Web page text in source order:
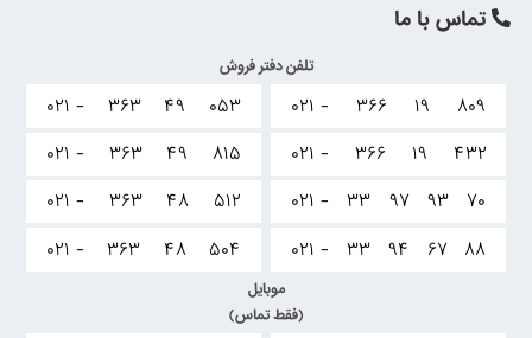
تماس با ما
تلفن دفتر فروش
۰۲۱ - ۳۶۶ ۱۹
۸۰۹
۰۲۱ -
۳۶۶ ۱۹
۴۳۲
۰۲۱ -
۳۳ ۹۷ ۹۳
۷۰
۰۲۱ -
۳۳ ۹۴ ۶۷ ۸۸
۰۲۱ - ۳۶۳ ۴۹
۰۵۳
۰۲۱ -
۳۶۳ ۴۹
۸۱۵
۰۲۱ -
۳۶۳ ۴۸
۵۱۲
۰۲۱ -
۳۶۳ ۴۸ ۵۰۴
موبایل
(فقط تماس)